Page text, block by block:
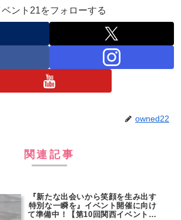
ベント21をフォローする
owned22
関連記事
『新たな出会いから笑顔を生み出す
特別な一瞬を』イベント開催に向け
て準備中！【第10回関西イベント21